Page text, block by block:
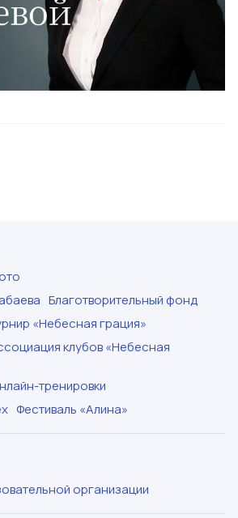
Благотворительный фонд
«Небесная грация»
клубов «Небесная
тренировки
Фестиваль «Алина»
организации